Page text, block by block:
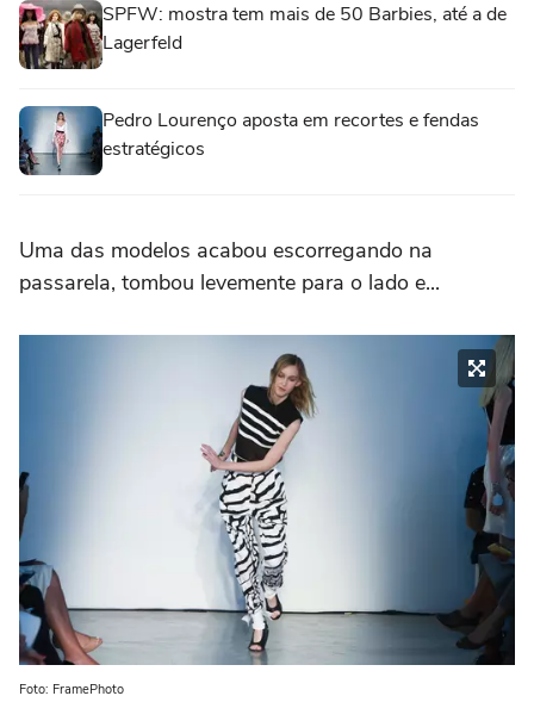
SPFW: mostra tem mais de 50 Barbies, até a de
Lagerfeld
Pedro Lourenço aposta em recortes e fendas
estratégicos
Uma das modelos acabou escorregando na
passarela, tombou levemente para o lado e...
Foto: FramePhoto